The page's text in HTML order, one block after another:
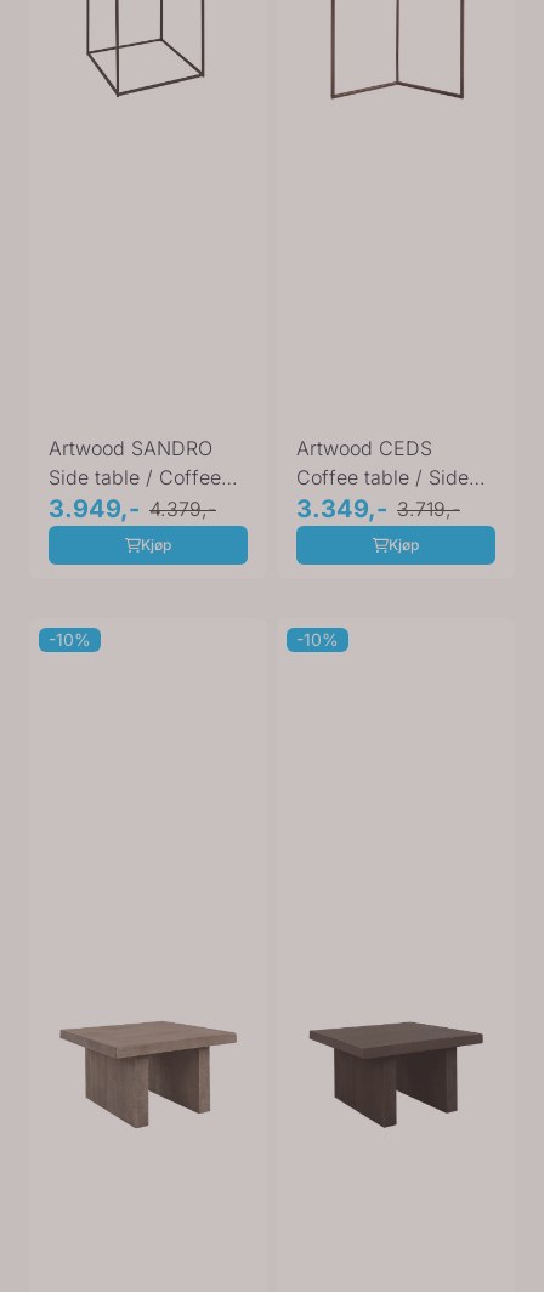
Artwood SANDRO
Side table / Coffee
table
3.949,- 4.379,-
Kjøp
Artwood CEDS
Coffee table / Side
table medium
3.349,- 3.719,-
Kjøp
-10% -10%